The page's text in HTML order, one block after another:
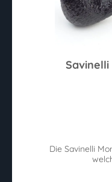
Die Savinelli